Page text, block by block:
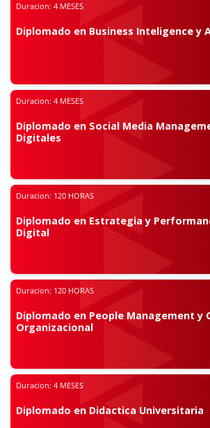
Duracion: 4 MESES
Diplomado en Business Inteligence y
Duracion: 4 MESES
Diplomado en Social Media
Digitales
Duracion: 120 HORAS
Diplomado en Estrategia y
Digital
Duracion: 120 HORAS
Diplomado en People Management y
Organizacional
Duracion: 4 MESES
Diplomado en Didactica Universitaria